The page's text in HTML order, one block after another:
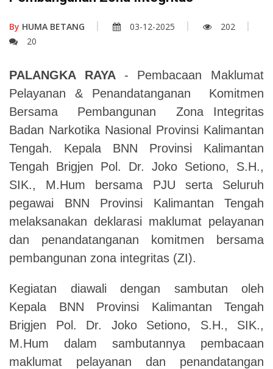
By HUMA BETANG 03-12-2025
202
20
PALANGKA RAYA
- Pembacaan Maklumat
Pelayanan & Penandatanganan Komitmen
Bersama Pembangunan Zona Integritas
Badan Narkotika Nasional Provinsi Kalimantan
Tengah. Kepala BNN Provinsi Kalimantan
Tengah Brigjen Pol. Dr. Joko Setiono, S.H.,
SIK., M.Hum bersama PJU serta Seluruh
pegawai BNN Provinsi Kalimantan Tengah
melaksanakan deklarasi maklumat pelayanan
dan penandatanganan komitmen bersama
pembangunan zona integritas (ZI).
Kegiatan diawali dengan sambutan oleh
Kepala BNN Provinsi Kalimantan Tengah
Brigjen Pol. Dr. Joko Setiono, S.H., SIK.,
M.Hum dalam sambutannya pembacaan
maklumat pelayanan dan penandatangan